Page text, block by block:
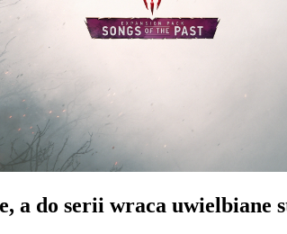
a do serii wraca uwielbiane